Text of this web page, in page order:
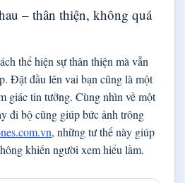
– thân thiện, không quá
thể hiện sự thân thiện mà vẫn
Đặt đầu lên vai bạn cũng là một
giác tin tưởng. Cùng nhìn về một
đi bộ cũng giúp bức ảnh trông
, những tư thế này giúp
khiến người xem hiểu lầm.